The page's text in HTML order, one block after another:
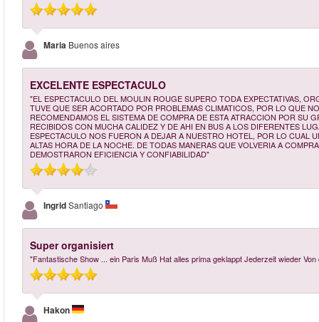
Maria Buenos aires
EXCELENTE ESPECTACULO
"EL ESPECTACULO DEL MOULIN ROUGE SUPERO TODA EXPECTATIVAS,
TUVE QUE SER ACORTADO POR PROBLEMAS CLIMATICOS, POR LO QUE
RECOMENDAMOS EL SISTEMA DE COMPRA DE ESTA ATRACCION POR
RECIBIDOS CON MUCHA CALIDEZ Y DE AHI EN BUS A LOS DIFERENTES
ESPECTACULO NOS FUERON A DEJAR A NUESTRO HOTEL, POR LO CUAL
ALTAS HORA DE LA NOCHE. DE TODAS MANERAS QUE VOLVERIA A
DEMOSTRARON EFICIENCIA Y CONFIABILIDAD"
IngridSantiago
Super organisiert
"Fantastische Show ... ein Paris Muß Hat alles prima geklappt Jederzeit wieder
Hakon